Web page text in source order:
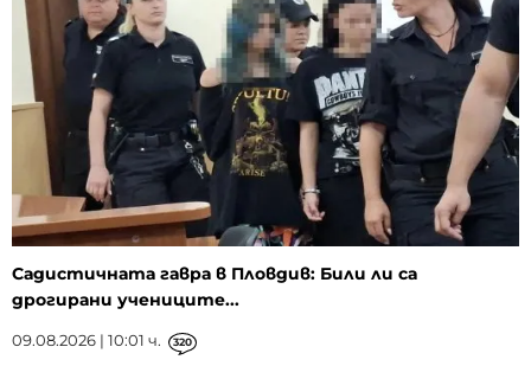
Садистичната гавра в Пловдив: Били ли са
дрогирани учениците...
09.08.2026 | 10:01 ч. 320